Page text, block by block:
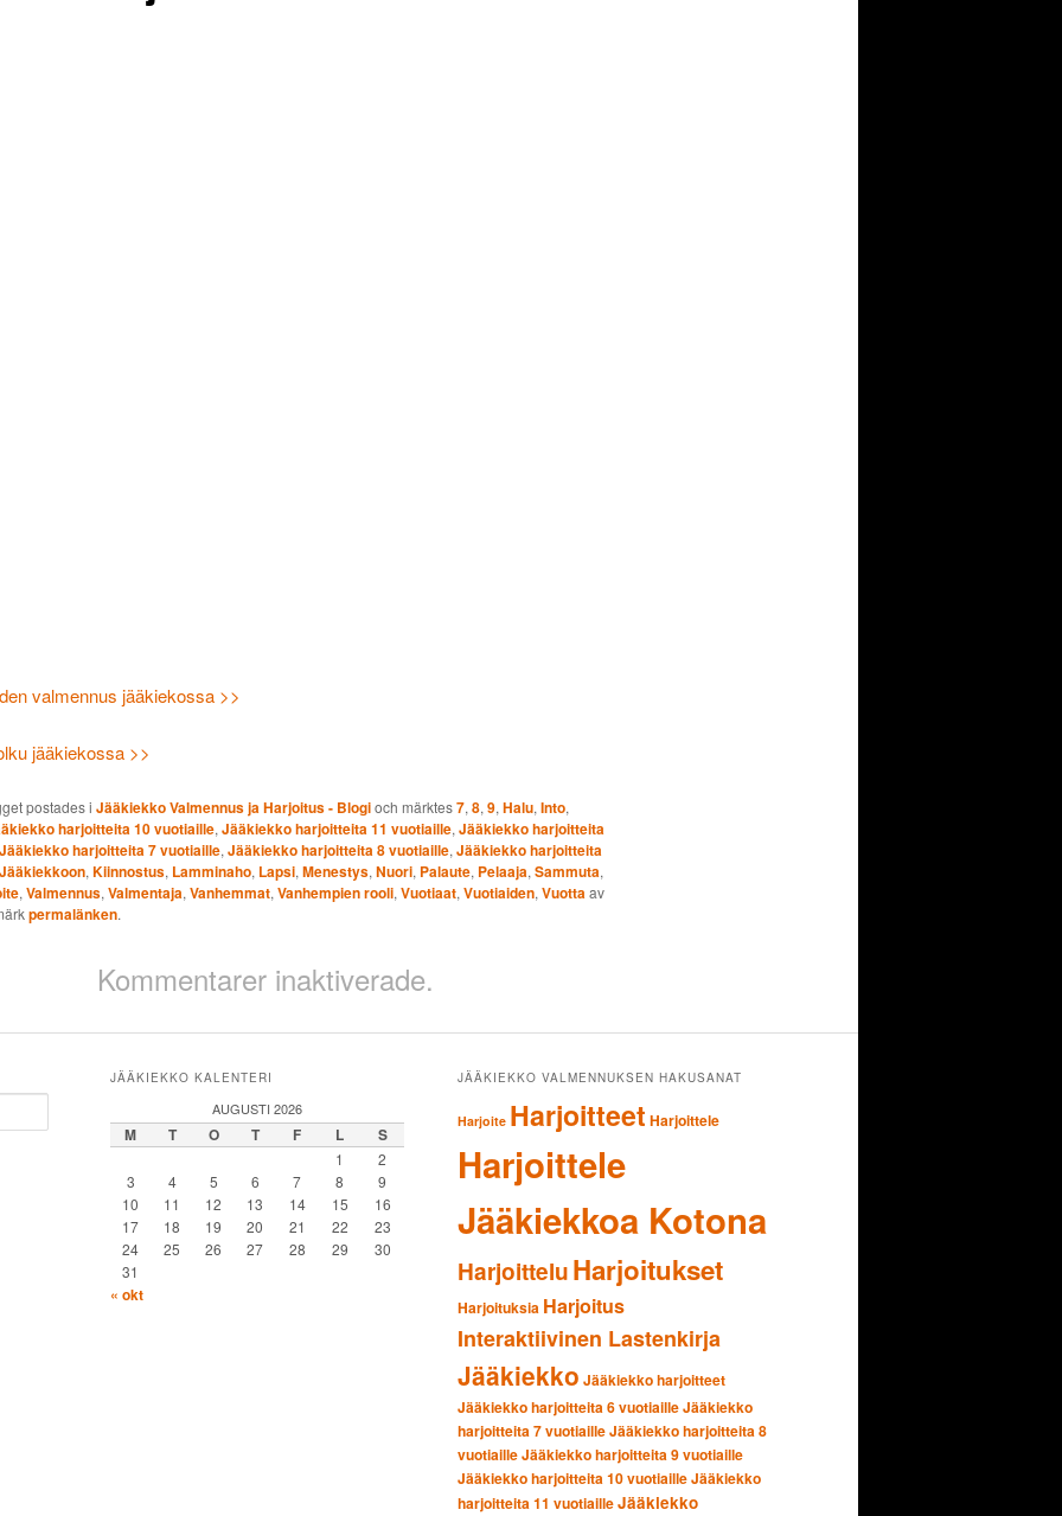
valmennus jääkiekossa >>
jääkiekossa >>
postades i Jääkiekko Valmennus ja Harjoitus - Blogioch märktes7, 8, 9, Halu, Into,
harjoitteita 10 vuotiaille, Jääkiekko harjoitteita 11 vuotiaille, Jääkiekko harjoitteita
Jääkiekko harjoitteita 7 vuotiaille, Jääkiekko harjoitteita 8 vuotiaille, Jääkiekko harjoitteita
Jääkiekkoon, Kiinnostus, Lamminaho, Lapsi, Menestys, Nuori, Palaute, Pelaaja, Sammuta,
, Valmennus, Valmentaja, Vanhemmat, Vanhempien rooli, Vuotiaat, Vuotiaiden, Vuottaav
permalänken.
Kommentarer inaktiverade.
JÄÄKIEKKO KALENTERI
AUGUSTI 2026
M T O T F L S
1
2
3
4 5 6 7 8
9
10
11 12 13 14 15
16
17
18 19 20 21 22
23
24
25 26 27 28 29
30
31
« okt
JÄÄKIEKKO VALMENNUKSEN HAKUSANAT
Harjoite Harjoitteet Harjoittele
Harjoittele
Jääkiekkoa Kotona
HarjoitteluHarjoitukset
Harjoituksia Harjoitus
Interaktiivinen Lastenkirja
Jääkiekko Jääkiekko harjoitteet
Jääkiekko harjoitteita 6 vuotiailleJääkiekko
harjoitteita 7 vuotiailleJääkiekko harjoitteita 8
vuotiailleJääkiekko harjoitteita 9 vuotiaille
Jääkiekko harjoitteita 10 vuotiailleJääkiekko
harjoitteita 11 vuotiailleJääkiekko